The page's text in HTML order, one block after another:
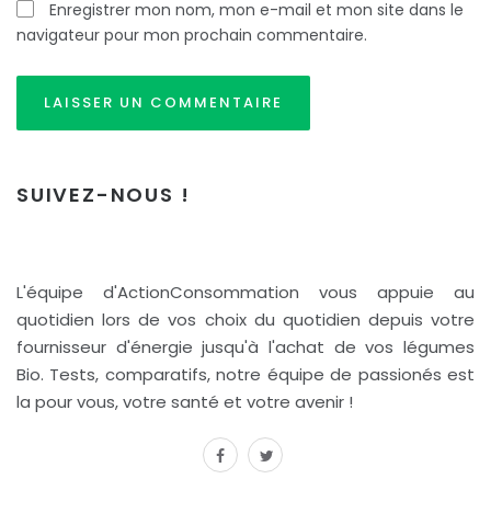
Enregistrer mon nom, mon e-mail et mon site dans le
navigateur pour mon prochain commentaire.
SUIVEZ-NOUS !
L'équipe d'ActionConsommation vous appuie au
quotidien lors de vos choix du quotidien depuis votre
fournisseur d'énergie jusqu'à l'achat de vos légumes
Bio. Tests, comparatifs, notre équipe de passionés est
la pour vous, votre santé et votre avenir !
facebook
twitter